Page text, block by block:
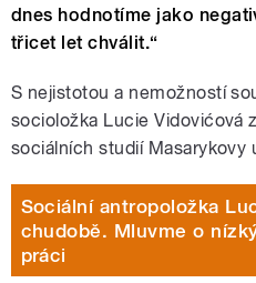
dnes hodnotíme jako
třicet let chválit.“
S nejistotou a nemožností
socioložka LucieVidovićová
sociálních studií Masarykovy
Sociální antropoložka
chudobě. Mluvme o
práci